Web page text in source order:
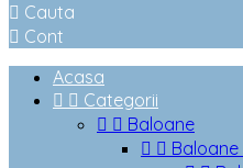
 Cauta
 Cont
Acasa
  Categorii
  Baloane
  Baloane